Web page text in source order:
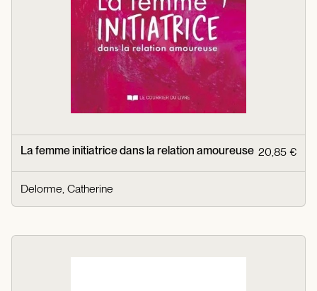
La femme initiatrice dans la relation amoureuse 20,85 €
Delorme, Catherine